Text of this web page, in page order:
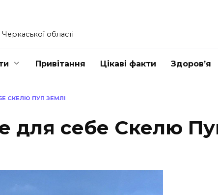
області
Привітання Цікаві факти Здоров’я
СКЕЛЮ ПУП ЗЕМЛІ
для себе Скелю